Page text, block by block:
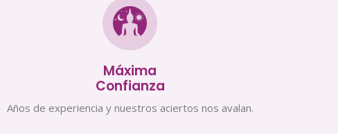
Máxima
Confianza
Años de experiencia y nuestros aciertos nos avalan.